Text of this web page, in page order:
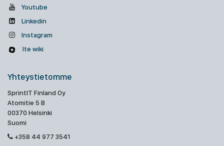
Youtube
Linkedin
Instagram
Ite wiki
Yhteystietomme
SprintIT Finland Oy
Atomitie 5 B
00370 Helsinki
Suomi
+358 44 977 3541